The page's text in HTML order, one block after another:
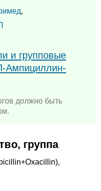
,
и групповые
Ампициллин-
должно быть
группа
Oxacillin),